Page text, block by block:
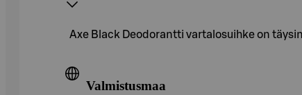
Axe Black Deodorantti vartalosuihke on
Valmistusmaa